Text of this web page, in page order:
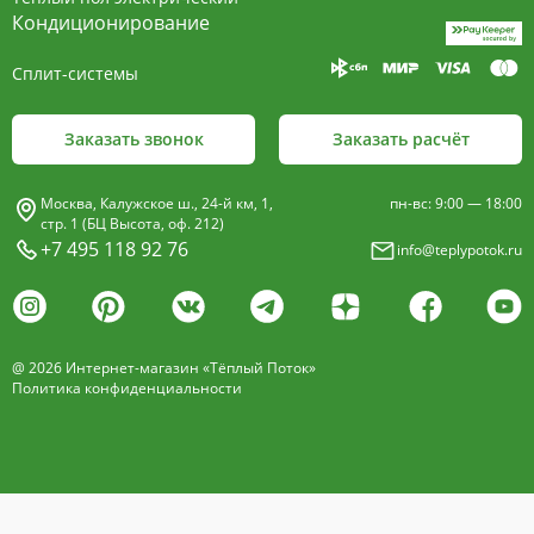
пластины, покрыт износостойким порошковым
покрытием чёрного цвета.
- изготавливается двух типов: рулонная и
анодированный алюминий четырёх цветов -
золото, бронза, чёрный, серебро (без доплат)
дерево – дуб натуральный
нержавеющая сталь
Кондиционирование
Сплит-системы
Заказать звонок Заказать расчёт
Москва, Калужское ш., 24-й км, 1,
стр. 1 (БЦ Высота, оф. 212)
+7 495 118 92 76
пн-вс: 9:00 — 18:00
info@teplypotok.ru
@ 2026 Интернет-магазин «Тёплый Поток»
Политика конфиденциальности